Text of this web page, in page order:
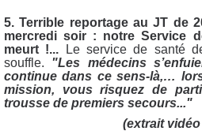
5. Terrible reportage au JT de
mercredi soir : notre Service
meurt !...
Le service de santé
souffle. "Les médecins
continue dans ce sens-là,…
mission, vous risquez de
trousse de premiers secours..."
(extrait vidéo